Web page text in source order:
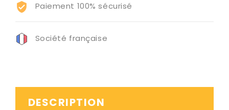
Paiement 100% sécurisé
Société française
DESCRIPTION